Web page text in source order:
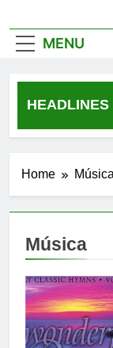
MENU
HEADLINES
2
Home Música
Música